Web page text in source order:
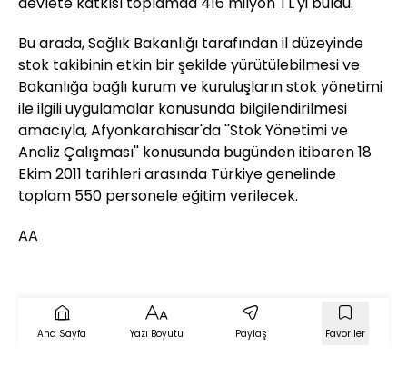
Bu arada, Sağlık Bakanlığı tarafından il düzeyinde
stok takibinin etkin bir şekilde yürütülebilmesi ve
Bakanlığa bağlı kurum ve kuruluşların stok yönetimi
ile ilgili uygulamalar konusunda bilgilendirilmesi
amacıyla, Afyonkarahisar'da ''Stok Yönetimi ve
Analiz Çalışması'' konusunda bugünden itibaren 18
Ekim 2011 tarihleri arasında Türkiye genelinde
toplam 550 personele eğitim verilecek.
AA
Ana Sayfa Yazı Boyutu Paylaş Favoriler